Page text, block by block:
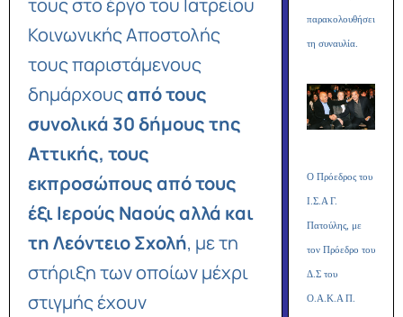
τους στο έργο του Ιατρείου
Κοινωνικής Αποστολής
τους παριστάμενους
δημάρχουςαπό τους
συνολικά 30 δήμους της
Αττικής, τους
εκπροσώπους από τους
έξι Ιερούς Ναούς αλλά και
τη Λεόντειο Σχολή, με τη
στήριξη των οποίων μέχρι
στιγμής έχουν
παρακολουθήσει
τη συναυλία.
O Πρόεδρος του
Ι.Σ.Α Γ.
Πατούλης, με
τον Πρόεδρο του
Δ.Σ του
Ο.Α.Κ.Α Π.